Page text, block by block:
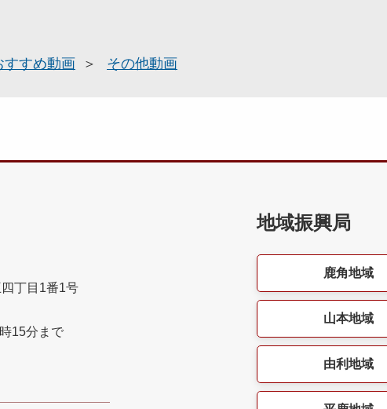
すすめ動画 その他動画
丁目1番1号
15分まで
地域振興局
鹿角地域
山本地域
由利地域